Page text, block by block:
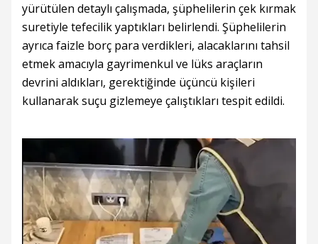
yürütülen detaylı çalışmada, şüphelilerin çek kırmak
suretiyle tefecilik yaptıkları belirlendi. Şüphelilerin
ayrıca faizle borç para verdikleri, alacaklarını tahsil
etmek amacıyla gayrimenkul ve lüks araçların
devrini aldıkları, gerektiğinde üçüncü kişileri
kullanarak suçu gizlemeye çalıştıkları tespit edildi.